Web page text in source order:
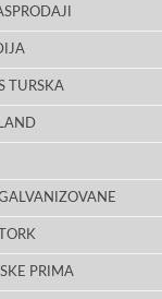
TURSKA
PRIMA